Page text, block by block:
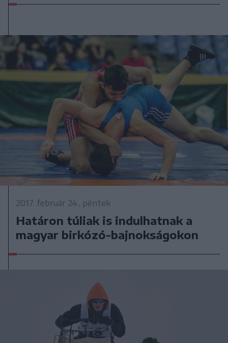
2017. február 24., péntek
Határon túliak is indulhatnak a
magyar birkózó-bajnokságokon